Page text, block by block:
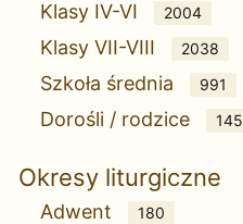
Klasy IV-VI 2004
Klasy VII-VIII 2038
Szkoła średnia 991
Dorośli / rodzice 145
Okresy liturgiczne
Adwent 180